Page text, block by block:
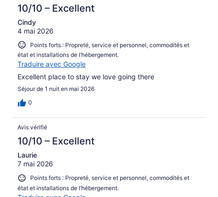
10/10 – Excellent
Cindy
4 mai 2026
Points forts : Propreté, service et personnel, commodités et
état et installations de l’hébergement.
Traduire avec Google
Excellent place to stay we love going there
Séjour de 1 nuit en mai 2026
0
Avis vérifié
10/10 – Excellent
Laurie
7 mai 2026
Points forts : Propreté, service et personnel, commodités et
état et installations de l’hébergement.